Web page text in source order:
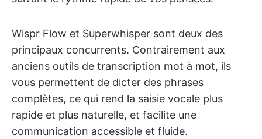
Wispr Flow et Superwhisper sont deux des
principaux concurrents. Contrairement aux
anciens outils de transcription mot à mot, ils
vous permettent de dicter des phrases
complètes, ce qui rend la saisie vocale plus
rapide et plus naturelle, et facilite une
communication accessible et fluide.